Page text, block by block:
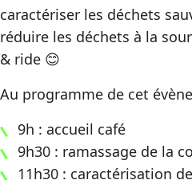
caractériser les déchets
réduire les déchets à la
& ride 😊
Au programme de cet
9h : accueil café
9h30 : ramassage de la
11h30 : caractérisation